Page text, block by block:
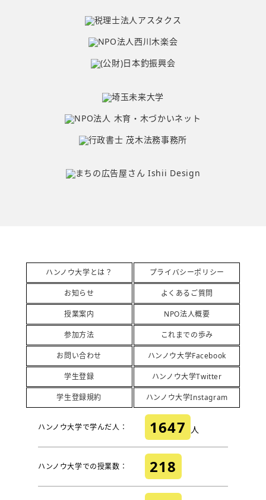
ハンノウ大学とは？
お知らせ
授業案内
参加方法
お問い合わせ
学生登録
学生登録規約
プライバシーポリシー
よくあるご質問
NPO法人概要
これまでの歩み
ハンノウ大学Facebook
ハンノウ大学Twitter
ハンノウ大学Instagram
ハンノウ大学で学んだ人： 1647 人
ハンノウ大学での授業数：
218